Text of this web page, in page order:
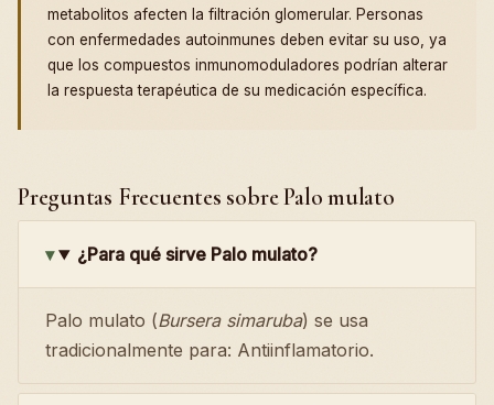
metabolitos afecten la filtración glomerular. Personas
con enfermedades autoinmunes deben evitar su uso, ya
que los compuestos inmunomoduladores podrían alterar
la respuesta terapéutica de su medicación específica.
Preguntas Frecuentes sobre Palo mulato
¿Para qué sirve Palo mulato?
Palo mulato (Bursera simaruba) se usa
tradicionalmente para: Antiinflamatorio.